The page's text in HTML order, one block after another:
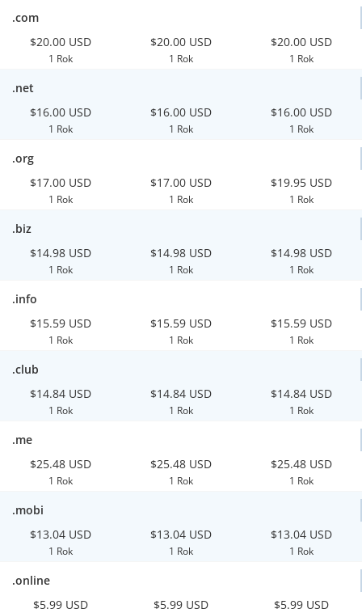
.com
$20.00 USD
1 Rok
$20.00 USD
1 Rok
$20.00 USD
1 Rok
.net
$16.00 USD
1 Rok
$16.00 USD
1 Rok
$16.00 USD
1 Rok
.org
$17.00 USD
1 Rok
$17.00 USD
1 Rok
$19.95 USD
1 Rok
.biz
$14.98 USD
1 Rok
$14.98 USD
1 Rok
$14.98 USD
1 Rok
.info
$15.59 USD
1 Rok
$15.59 USD
1 Rok
$15.59 USD
1 Rok
.club
$14.84 USD
1 Rok
$14.84 USD
1 Rok
$14.84 USD
1 Rok
.me
$25.48 USD
1 Rok
$25.48 USD
1 Rok
$25.48 USD
1 Rok
.mobi
$13.04 USD
1 Rok
$13.04 USD
1 Rok
$13.04 USD
1 Rok
.online
$5.99 USD
$5.99 USD $5.99 USD